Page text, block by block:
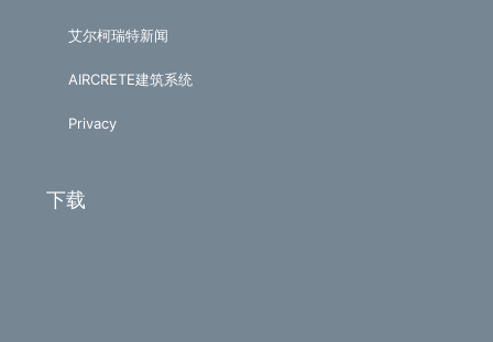
艾尔柯瑞特新闻
AIRCRETE建筑系统
Privacy
下载